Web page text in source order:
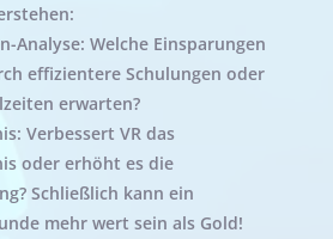
Analyse: Welche Einsparungen
effizientere Schulungen oder
erwarten?
Verbessert VR das
oder erhöht es die
Schließlich kann ein
mehr wert sein als Gold!